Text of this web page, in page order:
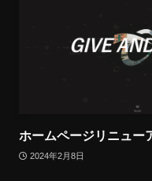
ホームページリニュー
2024年2月8日